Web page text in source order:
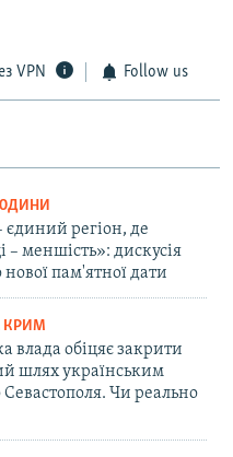
VPN Follow us
регіон, де
– меншість»: дискусія
пам'ятної дати
КРИМ
влада обіцяє закрити
шлях українським
Чи реально